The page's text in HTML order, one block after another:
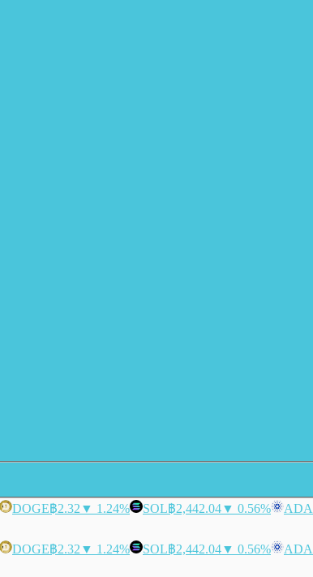
DOGE฿2.32 ▼ 1.24% SOL฿2,442.04▼ 0.56% ADA
DOGE฿2.32 ▼ 1.24% SOL฿2,442.04▼ 0.56% ADA